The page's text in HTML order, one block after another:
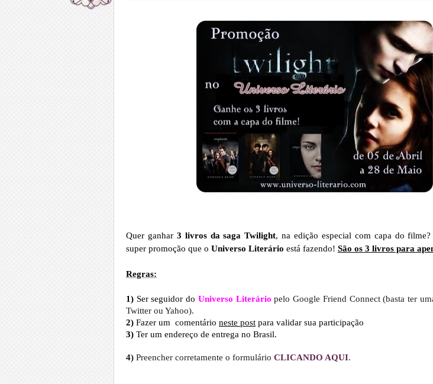
Quer ganhar 3 livros da saga Twilight, na edição especial com capa do
super promoção que o Universo Literário está fazendo! São os 3 livros para
Regras:
1) Ser seguidor do Universo Literário pelo Google Friend Connect (basta ter
Twitter ou Yahoo).
2) Fazer um comentário neste post para validar sua participação
3) Ter um endereço de entrega no Brasil.
4) Preencher corretamente o formulário CLICANDO AQUI.